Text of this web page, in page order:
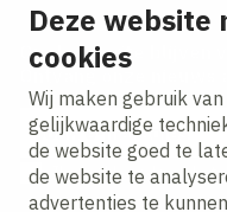
Deze website
cookies
Wij maken gebruik
gelijkwaardige
de website goed te
de website te
advertenties te
Op de hoogte blijven
Ontvang onze nieuws
E-mailadres
Ik ga akkoord met het